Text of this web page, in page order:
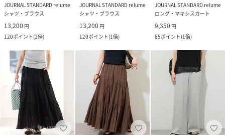
JOURNAL STANDARD relume
シャツ・ブラウス
13,200 円
120ポイント(1倍)
JOURNAL STANDARD relume
シャツ・ブラウス
13,200 円
120ポイント(1倍)
JOURNAL STANDARD relume
ロング・マキシスカート
9,350 円
85ポイント(1倍)